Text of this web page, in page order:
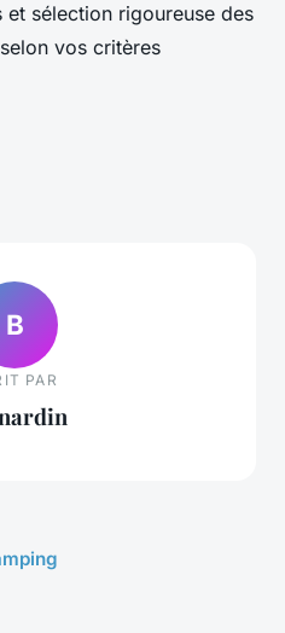
et sélection rigoureuse des
vos critères
B
PAR